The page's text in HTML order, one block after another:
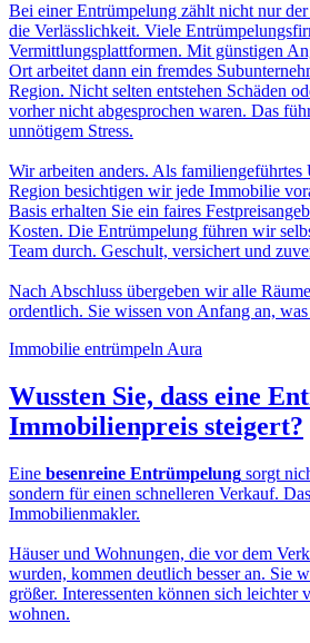
Bei einer Entrümpelung zählt nicht nur
die Verlässlichkeit. Viele
Vermittlungsplattformen. Mit günstigen
Ort arbeitet dann ein fremdes
Region. Nicht selten entstehen Schäden
vorher nicht abgesprochen waren. Das
unnötigem Stress.
Wir arbeiten anders. Als familiengeführtes
Region besichtigen wir jede Immobilie
Basis erhalten Sie ein faires
Kosten. Die Entrümpelung führen wir
Team durch. Geschult, versichert und
Nach Abschluss übergeben wir alle
ordentlich. Sie wissen von Anfang an,
Immobilie entrümpeln Aura
Wussten Sie, dass eine
Immobilienpreis steigert?
Eine besenreine Entrümpelung sorgt
sondern für einen schnelleren Verkauf.
Immobilienmakler.
Häuser und Wohnungen, die vor dem
wurden, kommen deutlich besser an. Sie
größer. Interessenten können sich leichter
wohnen.